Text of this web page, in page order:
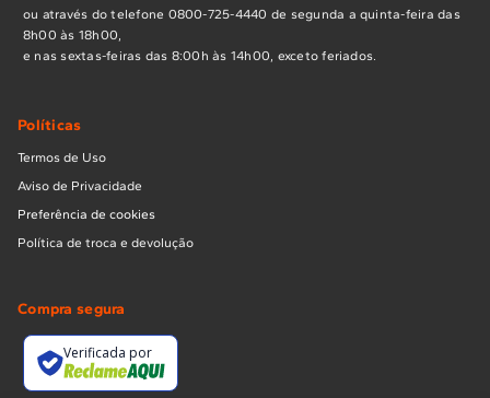
ou através do telefone 0800-725-4440 de segunda a quinta-feira das
8h00 às 18h00,
e nas sextas-feiras das 8:00h às 14h00, exceto feriados.
Políticas
Termos de Uso
Aviso de Privacidade
Preferência de cookies
Política de troca e devolução
Compra segura
Verificada por